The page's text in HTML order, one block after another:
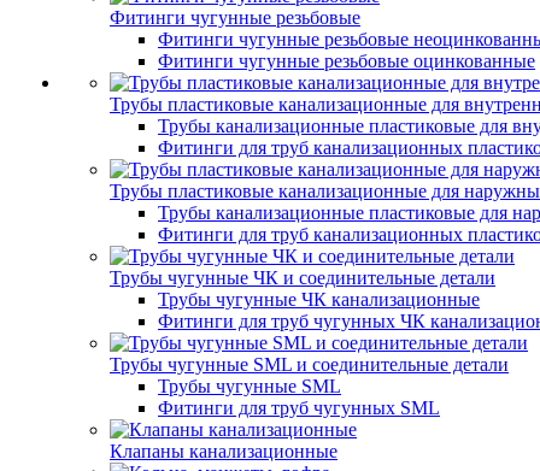
Фитинги чугунные резьбовые
Фитинги чугунные резьбовые
Фитинги чугунные резьбовые оцинкованные
Трубы пластиковые канализационные для
Трубы канализационные пластиковые для
Фитинги для труб канализационных
Трубы пластиковые канализационные для
Трубы канализационные пластиковые для
Фитинги для труб канализационных
Трубы чугунные ЧК и соединительные детали
Трубы чугунные ЧК канализационные
Фитинги для труб чугунных ЧК
Трубы чугунные SML и соединительные детали
Трубы чугунные SML
Фитинги для труб чугунных SML
Клапаны канализационные